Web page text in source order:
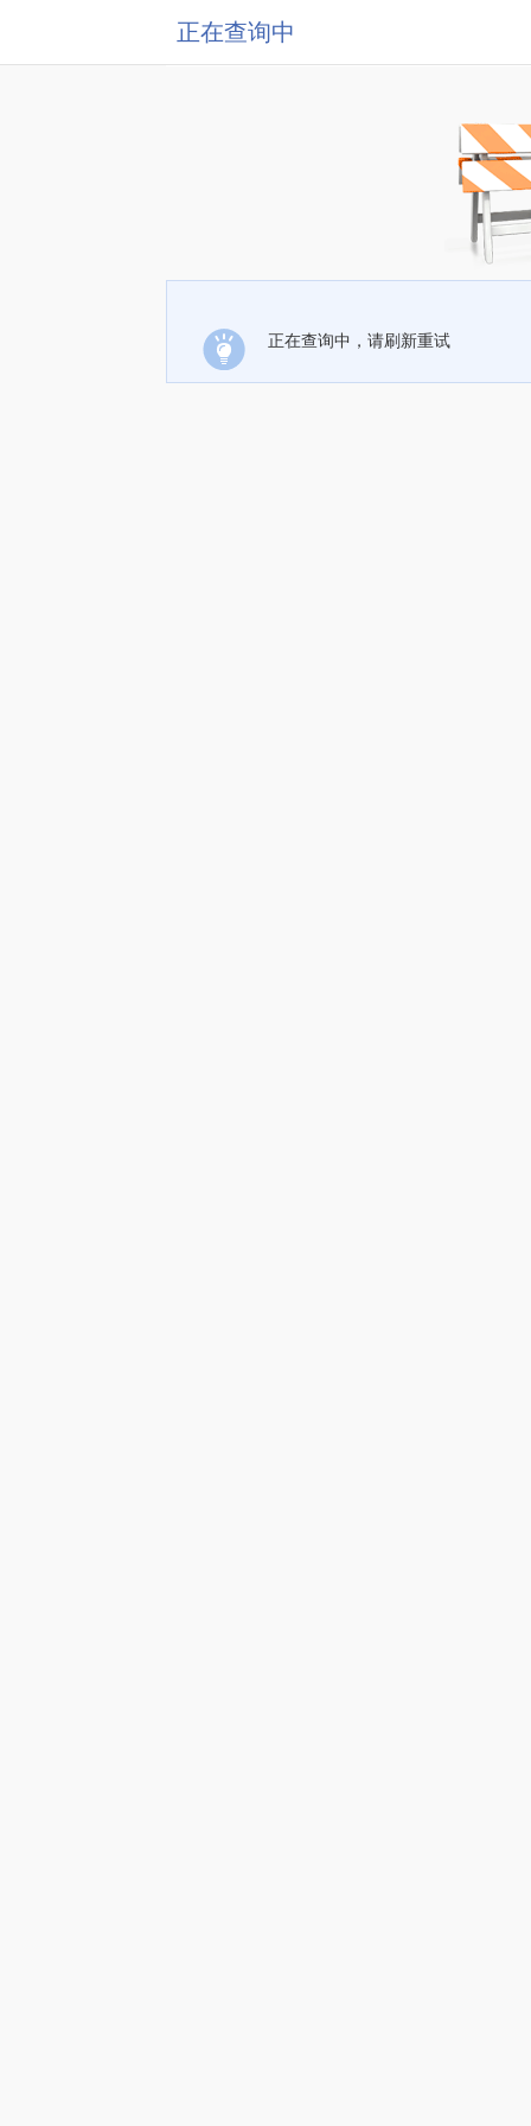
正在查询中
正在查询中，请刷新重试